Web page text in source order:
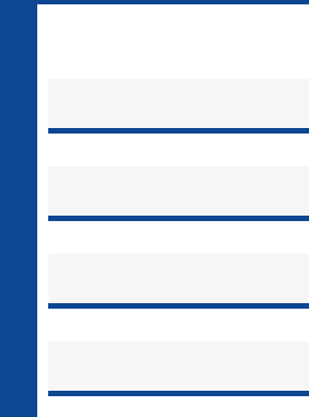
נקודות מכירה
שאלות ותשובות